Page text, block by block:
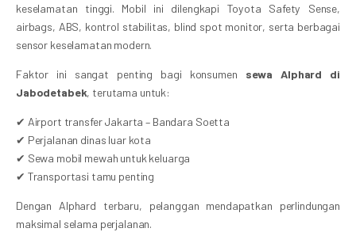
keselamatan tinggi. Mobil ini dilengkapi Toyota Safety Sense,
airbags, ABS, kontrol stabilitas, blind spot monitor, serta berbagai
sensor keselamatan modern.
Faktor ini sangat penting bagi konsumen sewa Alphard di
Jabodetabek, terutama untuk:
✔ Airport transfer Jakarta – Bandara Soetta
✔ Perjalanan dinas luar kota
✔ Sewa mobil mewah untuk keluarga
✔ Transportasi tamu penting
Dengan Alphard terbaru, pelanggan mendapatkan perlindungan
maksimal selama perjalanan.